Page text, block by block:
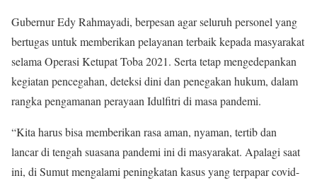
Gubernur Edy Rahmayadi, berpesan agar seluruh personel yang
bertugas untuk memberikan pelayanan terbaik kepada masyarakat
selama Operasi Ketupat Toba 2021. Serta tetap mengedepankan
kegiatan pencegahan, deteksi dini dan penegakan hukum, dalam
rangka pengamanan perayaan Idulfitri di masa pandemi.
“Kita harus bisa memberikan rasa aman, nyaman, tertib dan
lancar di tengah suasana pandemi ini di masyarakat. Apalagi saat
ini, di Sumut mengalami peningkatan kasus yang terpapar covid-